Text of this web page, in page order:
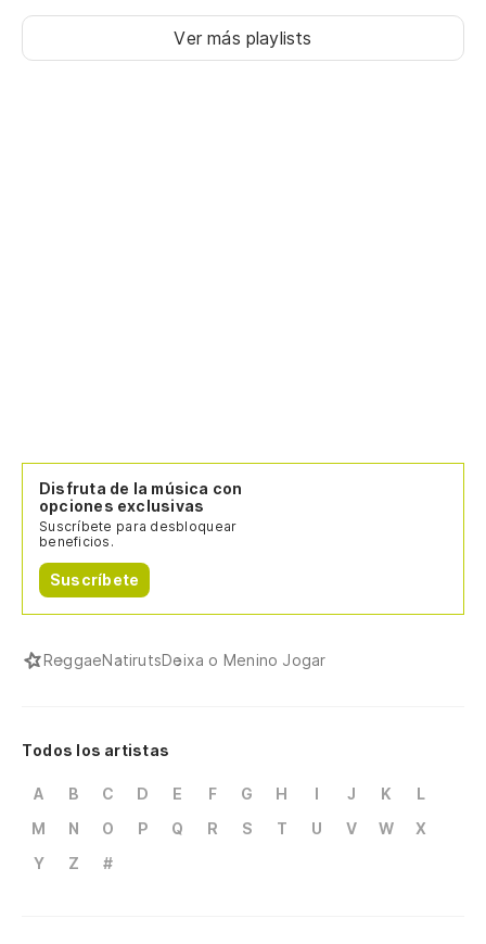
Ver más playlists
Disfruta de la música con
opciones exclusivas
Suscríbete para desbloquear
beneficios.
Suscríbete
ReggaeNatirutsDeixa o Menino Jogar
Todos los artistas
A B C D E F G H I J K
L
M
N O P Q R S T U V W
X
Y
Z #